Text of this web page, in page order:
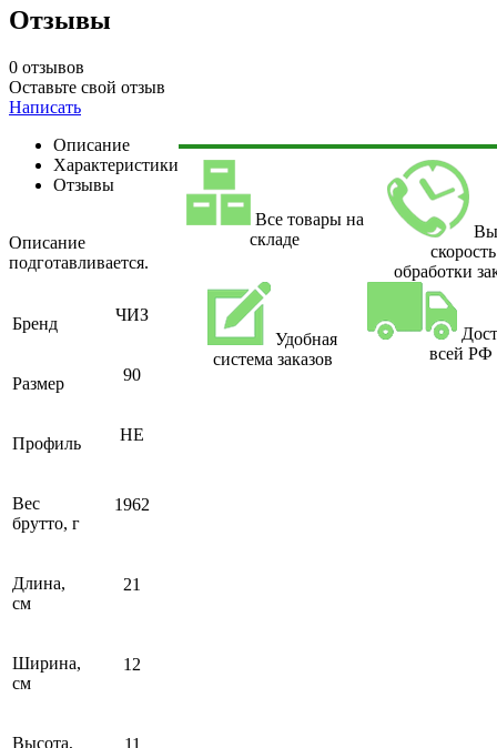
Отзывы
0 отзывов
Оставьте свой отзыв
Написать
Описание
Характеристики
Отзывы
Описание
подготавливается.
Бренд ЧИЗ
Размер 90
Профиль НЕ
Вес
брутто, г
1962
Длина,
см
21
Ширина,
см
12
Высота,
Все товары на
складе
скорость
обработки
Удобная
система заказов
всей РФ